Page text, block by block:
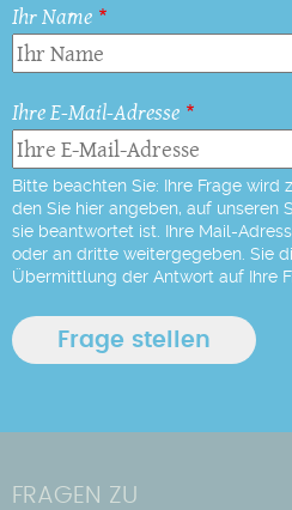
Ihr Name
Ihre E-Mail-Adresse
Bitte beachten Sie: Ihre Frage wird
den Sie hier angeben, auf unseren
sie beantwortet ist. Ihre Mail-
oder an dritte weitergegeben. Sie
Übermittlung der Antwort auf Ihre
FRAGEN ZU